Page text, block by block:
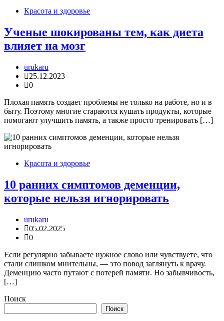
Красота и здоровье
Ученые шокированы тем, как диета
влияет на мозг
urukaru
25.12.2023
0
Плохая память создает проблемы не только на работе, но и в
быту. Поэтому многие стараются кушать продукты, которые
помогают улучшить память, а также просто тренировать […]
Красота и здоровье
10 ранних симптомов деменции,
которые нельзя игнорировать
urukaru
05.02.2025
0
Если регулярно забываете нужное слово или чувствуете, что
стали слишком мнительны, — это повод заглянуть к врачу.
Деменцию часто путают с потерей памяти. Но забывчивость,
[…]
Поиск
Поиск